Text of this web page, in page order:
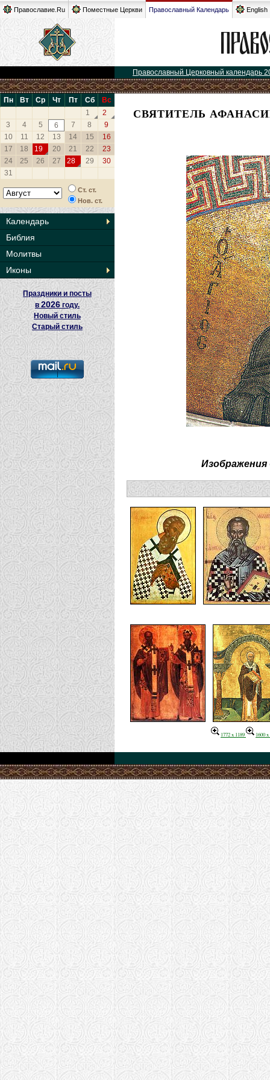
Православие.Ru Поместные Церкви Православный Календарь English
Православный Церковный календарь
Пн Вт Ср Чт Пт Сб
Вс
1
2
3
4 5 6 7 8
9
10
11 12 13 14 15
16
17
18 19 20 21 22
23
24
25 26 27 28 29
30
31
Ст. ст.
Нов. ст.
Календарь
Библия
Молитвы
Иконы
Праздники и посты
в2026 году.
Новый стиль
Старый стиль
СВЯТИТЕЛЬ
1772 x 1189 1600 x